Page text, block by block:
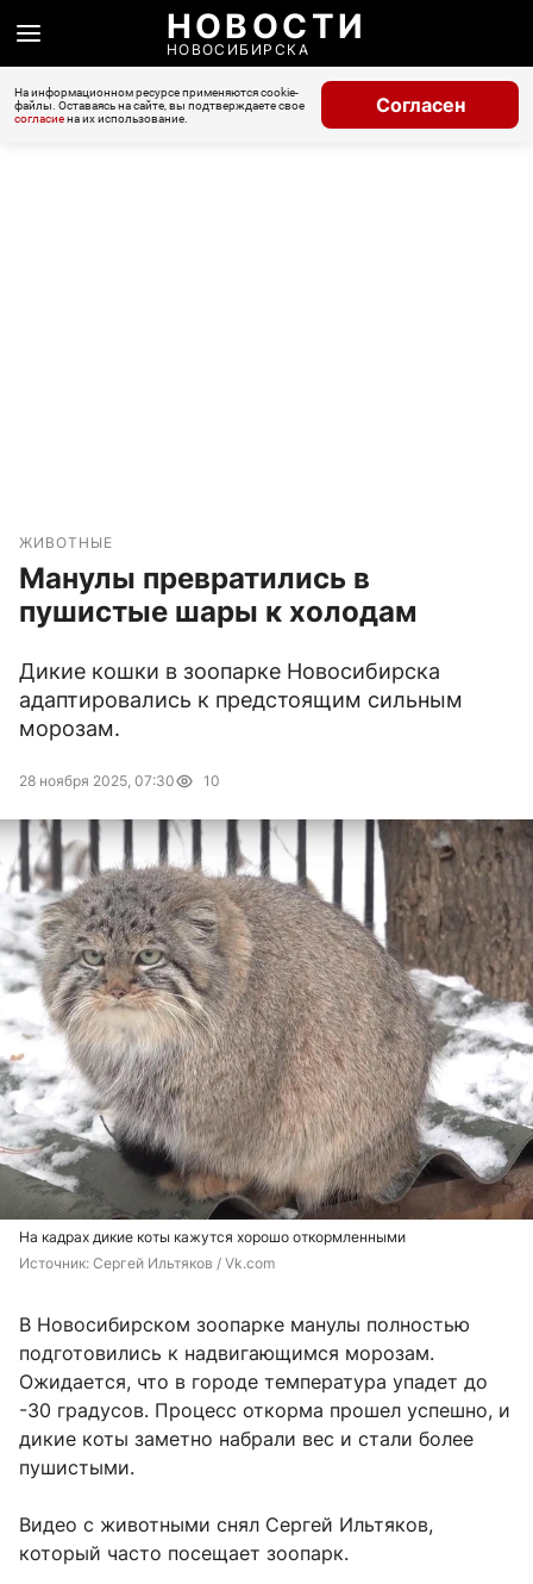
НОВОСТИ
НОВОСИБИРСКА
На информационном ресурсе применяются cookie-
файлы. Оставаясь на сайте, вы подтверждаете свое
согласиена их использование.
Согласен
ЖИВОТНЫЕ
Манулы превратились в
пушистые шары к холодам
Дикие кошки в зоопарке Новосибирска
адаптировались к предстоящим сильным
морозам.
28 ноября 2025, 07:30 10
На кадрах дикие коты кажутся хорошо откормленными
Источник: Сергей Ильтяков / Vk.com
В Новосибирском зоопарке манулы полностью
подготовились к надвигающимся морозам.
Ожидается, что в городе температура упадет до
-30 градусов. Процесс откорма прошел успешно, и
дикие коты заметно набрали вес и стали более
пушистыми.
Видео с животными снял Сергей Ильтяков,
который часто посещает зоопарк.